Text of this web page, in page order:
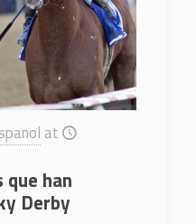
at
han
Derby